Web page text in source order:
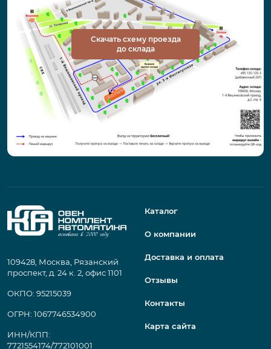
Скачать схему проезда
до склада
109428, Москва, Рязанский
проспект, д. 24 к. 2, офис 1101
ОКПО: 95215039
ОГРН: 1067746534900
ИНН/КПП:
7721554174/772101001
Каталог
О компании
Доставка и оплата
Отзывы
Контакты
Карта сайта